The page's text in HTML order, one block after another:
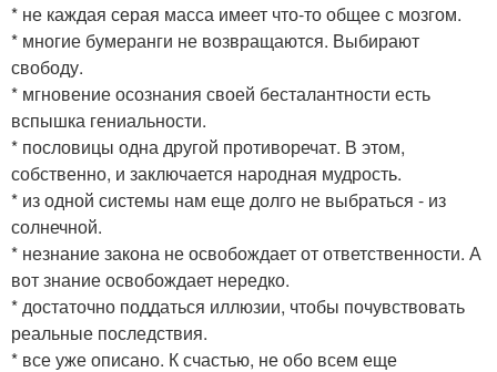
* не каждая серая масса имеет что-то общее с мозгом.
* многие бумеранги не возвращаются. Выбирают
свободу.
* мгновение осознания своей бесталантности есть
вспышка гениальности.
* пословицы одна другой противоречат. В этом,
собственно, и заключается народная мудрость.
* из одной системы нам еще долго не выбраться - из
солнечной.
* незнание закона не освобождает от ответственности. А
вот знание освобождает нередко.
* достаточно поддаться иллюзии, чтобы почувствовать
реальные последствия.
* все уже описано. К счастью, не обо всем еще